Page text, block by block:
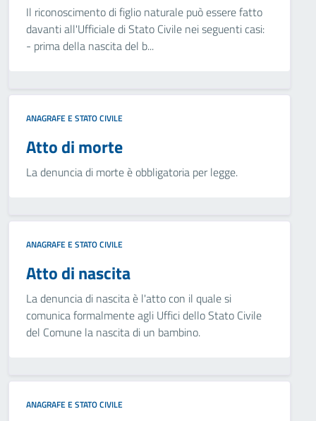
Il riconoscimento di figlio naturale può essere fatto
davanti all'Ufficiale di Stato Civile nei seguenti casi:
- prima della nascita del b...
ANAGRAFE E STATO CIVILE
Atto di morte
La denuncia di morte è obbligatoria per legge.
ANAGRAFE E STATO CIVILE
Atto di nascita
La denuncia di nascita è l'atto con il quale si
comunica formalmente agli Uffici dello Stato Civile
del Comune la nascita di un bambino.
ANAGRAFE E STATO CIVILE